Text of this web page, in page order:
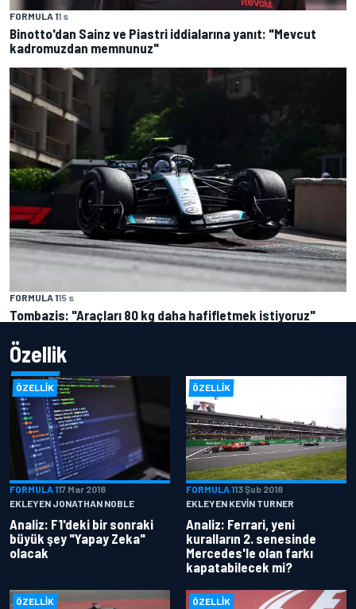
FORMULA 11 s
Binotto'dan Sainz ve Piastri iddialarına yanıt: "Mevcut
kadromuzdan memnunuz"
FORMULA 115 s
Tombazis: "Araçları 80 kg daha hafifletmek istiyoruz"
Özellik
ÖZELLIK
FORMULA 117 Mar 2018
EKLEYEN JONATHAN NOBLE
Analiz: F1'deki bir sonraki
büyük şey "Yapay Zeka"
olacak
ÖZELLIK
FORMULA 113 Şub 2018
EKLEYEN KEVIN TURNER
Analiz: Ferrari, yeni
kuralların 2. senesinde
Mercedes'le olan farkı
kapatabilecek mi?
ÖZELLIK ÖZELLIK